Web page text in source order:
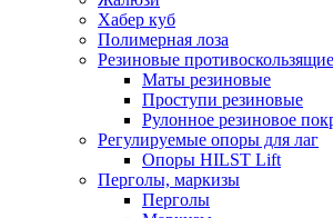
Хабер куб
Полимерная лоза
Резиновые
Маты резиновые
Проступи резиновые
Рулонное резиновое
Регулируемые опоры для лаг
Опоры HILST Lift
Перголы, маркизы
Перголы